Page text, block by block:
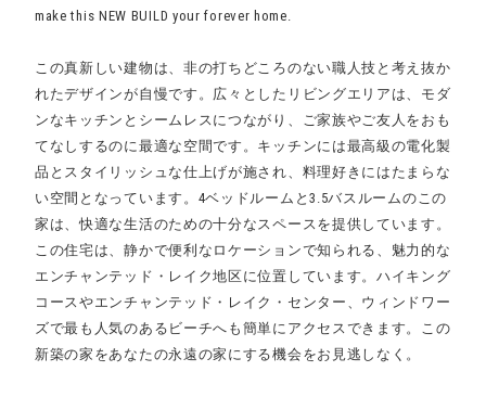
make this NEW BUILD your forever home.
この真新しい建物は、非の打ちどころのない職人技と考え抜か
れたデザインが自慢です。広々としたリビングエリアは、モダ
ンなキッチンとシームレスにつながり、ご家族やご友人をおも
てなしするのに最適な空間です。キッチンには最高級の電化製
品とスタイリッシュな仕上げが施され、料理好きにはたまらな
い空間となっています。4ベッドルームと3.5バスルームのこの
家は、快適な生活のための十分なスペースを提供しています。
この住宅は、静かで便利なロケーションで知られる、魅力的な
エンチャンテッド・レイク地区に位置しています。ハイキング
コースやエンチャンテッド・レイク・センター、ウィンドワー
ズで最も人気のあるビーチへも簡単にアクセスできます。この
新築の家をあなたの永遠の家にする機会をお見逃しなく。